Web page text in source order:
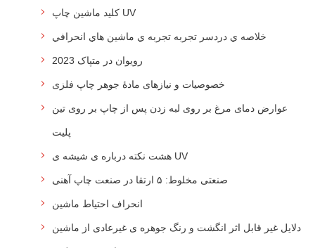
کلید ماشین چاپ UV
خلاصه ي دردسر تجربه تجربه ي ماشين هاي انحرافي
رويوان در متپاک 2023
خصوصیات و نیازهای مادهٔ جوهر چاپ فلزی
عوارض دمای مرغ بر روی لبه زدن پس از چاپ بر روی تین
پلیت
هشت نکته درباره ی شیشه ی UV
صنعتی مخلوط: ۵ ارتقا در صنعت چاپ آهنی
انحراف احتیاط ماشین
دلایل غیر قابل اثر انگشت و رنگ جوهره ی غیرعادی از ماشین